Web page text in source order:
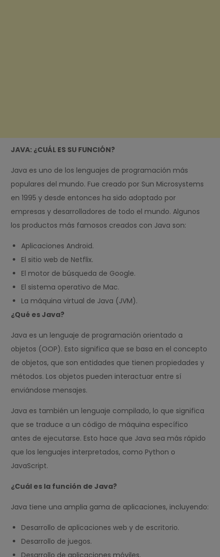
JAVA: ¿CUÁL ES SU FUNCIÓN?
Java es uno de los lenguajes de programación más
populares del mundo. Fue creado por Sun Microsystems
en 1995 y desde entonces ha sido adoptado por
empresas y desarrolladores de todo el mundo. Algunos
los productos más famosos creados con Java son:
Aplicaciones Android.
El sitio web de Netflix.
El motor de búsqueda de Google.
El sistema operativo de Mac.
La máquina virtual de Java (JVM).
¿Qué es Java?
Java es un lenguaje de programación orientado a
objetos (OOP). Esto significa que se basa en el concepto
de objetos, que son entidades que tienen propiedades y
métodos. Los objetos pueden interactuar entre sí
enviándose mensajes.
Java es también un lenguaje compilado, lo que significa
que se traduce a un código de máquina específico
antes de ejecutarse. Esto hace que Java sea más rápido
que los lenguajes interpretados, como Python o
JavaScript.
¿Cuál es la función de Java?
Java tiene una amplia gama de aplicaciones, incluyendo:
Desarrollo de aplicaciones web y de escritorio.
Desarrollo de juegos.
Desarrollo de aplicaciones móviles.